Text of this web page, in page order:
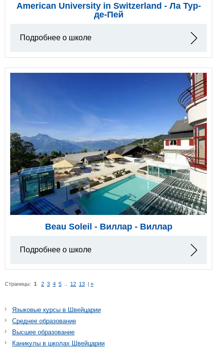
American University in Switzerland - Ла Тур-
де-Пей
Подробнее о школе
Beau Soleil - Виллар - Виллар
Подробнее о школе
Страницы: 1 2 3 4 5 12 13 | »
Языковые курсы в Швейцарии
Среднее образование
Высшее образование
Каникулы в школах Швейцарии